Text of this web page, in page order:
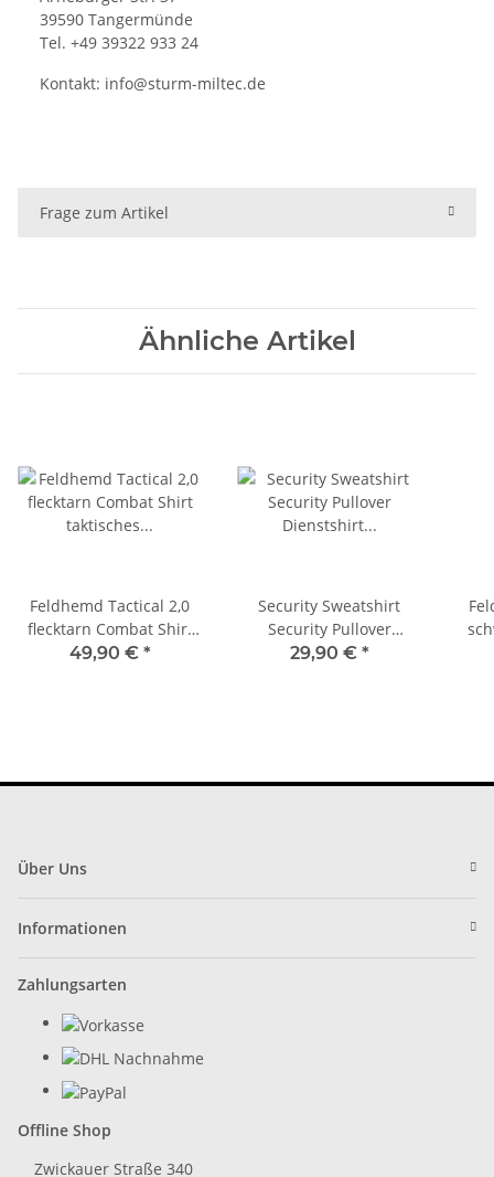
39590 Tangermünde
Tel. +49 39322 933 24
Kontakt: info@sturm-miltec.de
Frage zum Artikel
Ähnliche Artikel
Feldhemd Tactical 2,0
flecktarn Combat Shirt
taktisches Hemd Mil-Tec
49,90 € *
Security Sweatshirt
Security Pullover
Dienstshirt Wachschutz
29,90 € *
Über Uns
Informationen
Zahlungsarten
Offline Shop
Zwickauer Straße 340